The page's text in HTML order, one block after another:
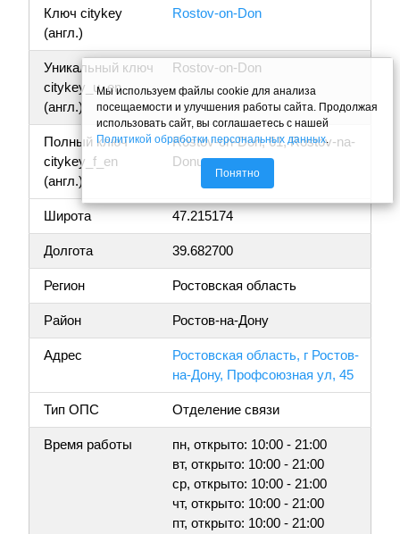
Ключ citykey
(англ.)
Rostov-on-Don
Уникальный ключ
citykey_u_en
(англ.)
Rostov-on-Don
Полный ключ
citykey_f_en
(англ.)
Rostov-on-Don, 61, Rostov-na-
Donu
Широта 47.215174
Долгота 39.682700
Регион Ростовская область
Район Ростов-на-Дону
Адрес
Ростовская область, г Ростов-
на-Дону, Профсоюзная ул, 45
Тип ОПС Отделение связи
Время работы
пн, открыто: 10:00 - 21:00
вт, открыто: 10:00 - 21:00
ср, открыто: 10:00 - 21:00
чт, открыто: 10:00 - 21:00
пт, открыто: 10:00 - 21:00
Мы используем файлы cookie для анализа
посещаемости и улучшения работы сайта. Продолжая
использовать сайт, вы соглашаетесь с нашей
Политикой обработки персональных данных.
Понятно